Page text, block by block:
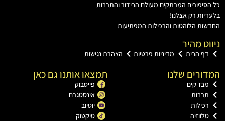
המרתקים מעולם הבידור והתרבות
רק אצלנו!
הלוהטות והרכילות המפתיעות
מהיר
הבית מדיניות פרטיות הצהרת נגישות
שלנו
קים
תמצאו אותנו גם כאן
פייסבוק
אינסטגרם
יוטיוב
טיקטוק